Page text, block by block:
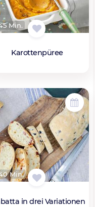
Min.
Karottenpüree
Min.
in drei Variationen